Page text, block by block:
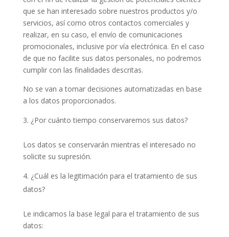
que se han interesado sobre nuestros productos y/o
servicios, así como otros contactos comerciales y
realizar, en su caso, el envío de comunicaciones
promocionales, inclusive por vía electrónica. En el caso
de que no facilite sus datos personales, no podremos
cumplir con las finalidades descritas.
No se van a tomar decisiones automatizadas en base
a los datos proporcionados.
¿Por cuánto tiempo conservaremos sus datos?
Los datos se conservarán mientras el interesado no
solicite su supresión.
¿Cuál es la legitimación para el tratamiento de sus
datos?
Le indicamos la base legal para el tratamiento de sus
datos: